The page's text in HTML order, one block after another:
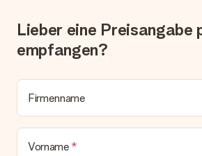
Wird die Rechnung mit der
Alle Lieferungen erfolgen ohne
zeitgleich mit der Bestätigungsmail und
deinem MySurprise Account einsehen.
Lieber eine Preisangabe
empfangen?
Firmenname
Vorname